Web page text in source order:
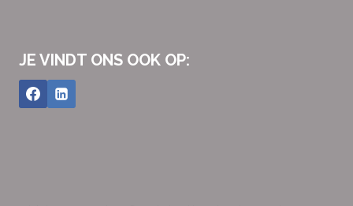
JE VINDT ONS OOK OP: